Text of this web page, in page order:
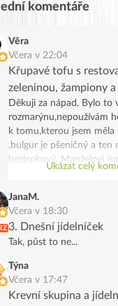
komentáře
Věra
Včera v 22:04
Křupavé tofu s
zeleninou, žampiony
Děkuji za nápad. Bylo to
rozmarýnu,nepoužívám
k tomu,kterou jsem měla
,bulgur je pšeničný a ten
bezlepkový. Manželovi
bramborové noky .Bylo
spotřebovat žampiony a
Děkuji, manžel na tofu
jak škvarky,měla jsem
ochutila jsem ho trochu
Ukázat celý
JanaM.
Včera v 18:30
3. Dnešní jídelníček
Tak, půst to ne...
Týna
Včera v 17:47
Krevní skupina a